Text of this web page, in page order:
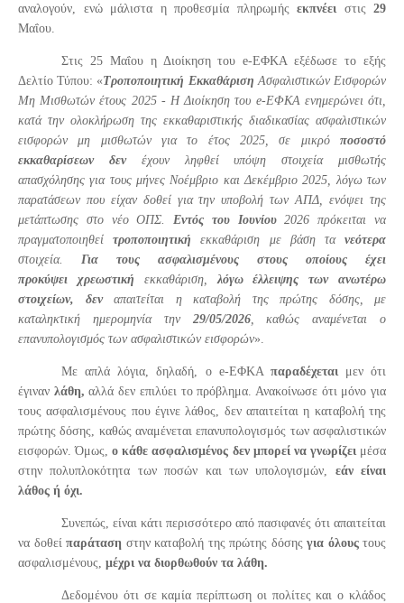
αναλογούν, ενώ μάλιστα η προθεσμία πληρωμής εκπνέει στις 29
Μαΐου.
Στις 25 Μαΐου η Διοίκηση τουe-ΕΦΚΑ εξέδωσε το εξής
Δελτίο Τύπου: «Τροποποιητική Εκκαθάριση Ασφαλιστικών Εισφορών
Μη Μισθωτών έτους 2025 - Η Διοίκηση του e-ΕΦΚΑ ενημερώνει ότι,
κατά την ολοκλήρωση της εκκαθαριστικής διαδικασίας ασφαλιστικών
εισφορών μη μισθωτών για το έτος 2025, σε μικρό ποσοστό
εκκαθαρίσεων
δεν έχουν ληφθεί υπόψη στοιχεία μισθωτής
απασχόλησης για τους μήνες Νοέμβριο και Δεκέμβριο 2025, λόγω των
παρατάσεων που είχαν δοθεί για την υποβολή των ΑΠΔ, ενόψει της
μετάπτωσης στο νέο ΟΠΣ. Εντός του Ιουνίου2026 πρόκειται να
πραγματοποιηθείτροποποιητικήεκκαθάριση με βάση τανεότερα
στοιχεία. Για τους ασφαλισμένους στους οποίους έχει
προκύψει
χρεωστική εκκαθάριση, λόγω έλλειψης των ανωτέρω
στοιχείων,
δεν απαιτείται η καταβολή της πρώτης δόσης,
με
καταληκτική ημερομηνία την 29/05/2026, καθώς αναμένεται ο
επανυπολογισμός των ασφαλιστικών εισφορών».
Με απλά λόγια, δηλαδή, ο e-ΕΦΚΑ παραδέχεται μεν ότι
έγιναν λάθη, αλλά δεν επιλύει το πρόβλημα. Ανακοίνωσε ότι μόνο για
τους ασφαλισμένους που έγινε λάθος, δεν απαιτείται η καταβολή της
πρώτης δόσης, καθώς αναμένεται επανυπολογισμός των ασφαλιστικών
εισφορών. Όμως,ο κάθε ασφαλισμένος δεν μπορεί να γνωρίζει μέσα
στην πολυπλοκότητα των ποσών και των υπολογισμών, εάν είναι
λάθος ή όχι.
Συνεπώς, είναι κάτι περισσότερο από πασιφανές ότι απαιτείται
να δοθεί παράταση στην καταβολή της πρώτης δόσης για όλουςτους
ασφαλισμένους, μέχρι να διορθωθούν τα λάθη.
Δεδομένου ότι σε καμία περίπτωση οι πολίτες και ο κλάδος